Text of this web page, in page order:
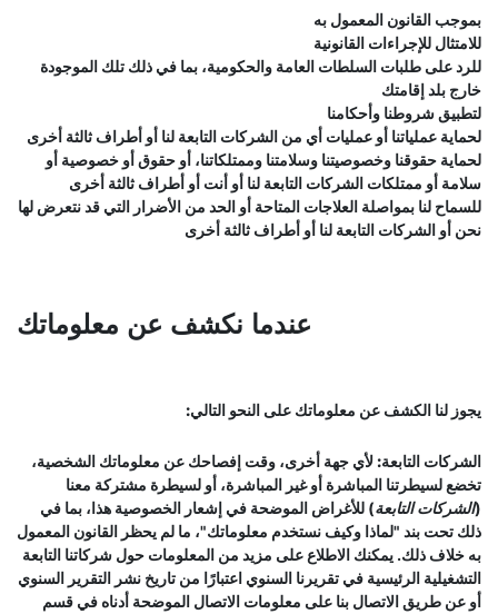
بموجب القانون المعمول به
للامتثال للإجراءات القانونية
للرد على طلبات السلطات العامة والحكومية، بما في ذلك تلك الموجودة
خارج بلد إقامتك
لتطبيق شروطنا وأحكامنا
لحماية عملياتنا أو عمليات أي من الشركات التابعة لنا أو أطراف ثالثة أخرى
لحماية حقوقنا وخصوصيتنا وسلامتنا وممتلكاتنا، أو حقوق أو خصوصية أو
سلامة أو ممتلكات الشركات التابعة لنا أو أنت أو أطراف ثالثة أخرى
للسماح لنا بمواصلة العلاجات المتاحة أو الحد من الأضرار التي قد نتعرض لها
نحن أو الشركات التابعة لنا أو أطراف ثالثة أخرى
عندما نكشف عن معلوماتك
يجوز لنا الكشف عن معلوماتك على النحو التالي:
الشركات التابعة:لأي جهة أخرى، وقت إفصاحك عن معلوماتك الشخصية،
تخضع لسيطرتنا المباشرة أو غير المباشرة، أو لسيطرة مشتركة معنا
(الشركات التابعة) للأغراض الموضحة في إشعار الخصوصية هذا، بما في
ذلك تحت بند "لماذا وكيف نستخدم معلوماتك"، ما لم يحظر القانون المعمول
به خلاف ذلك. يمكنك الاطلاع على مزيد من المعلومات حول شركاتنا التابعة
التشغيلية الرئيسية في تقريرنا السنوي اعتبارًا من تاريخ نشر التقرير السنوي
أو عن طريق الاتصال بنا على معلومات الاتصال الموضحة أدناه في قسم